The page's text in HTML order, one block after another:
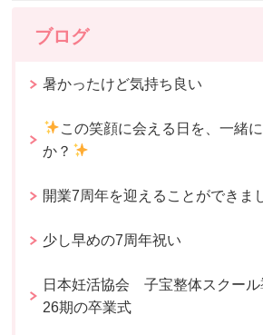
ブログ
暑かったけど気持ち良い
この笑顔に会える日を、一緒
か？
開業7周年を迎えることができま
少し早めの7周年祝い
日本妊活協会 子宝整体スクール
26期の卒業式